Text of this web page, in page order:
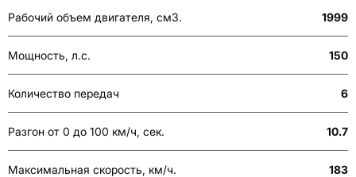
Рабочий объем двигателя, см3. 1999
Мощность, л.с. 150
Количество передач 6
Разгон от 0 до 100 км/ч, сек. 10.7
Максимальная скорость, км/ч. 183